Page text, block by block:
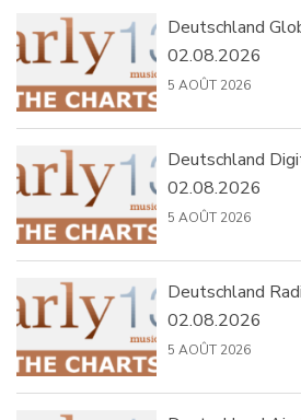
Deutschland
02.08.2026
5 AOÛT 2026
Deutschland
02.08.2026
5 AOÛT 2026
Deutschland
02.08.2026
5 AOÛT 2026